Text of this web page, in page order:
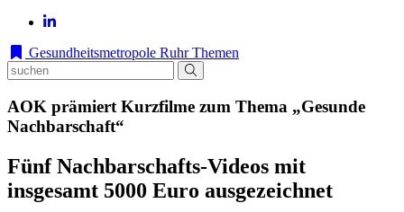
Gesundheitsmetropole Ruhr Themen
AOK prämiert Kurzfilme zum Thema „Gesunde
Nachbarschaft“
Fünf Nachbarschafts-Videos mit
insgesamt 5000 Euro ausgezeichnet